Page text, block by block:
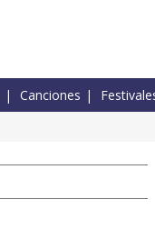
Canciones